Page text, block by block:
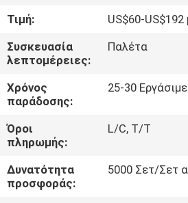
ΕΛΆΤΕ
ΣΕ
ΕΠΑΦΉ
ΜΕ
ΖΗΤΉΣΤΕ
ΈΝΑ
ΑΠΌΣΠΑΣΜΑ
Τιμή:
US$60-
Συσκευασία
λεπτομέρειες:
Παλέτα
Χρόνος
παράδοσης:
25-30
Όροι
πληρωμής:
L/C, T/T
Δυνατότητα
προσφοράς:
5000 Σετ/Σετ